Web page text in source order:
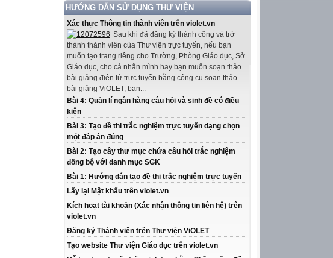
HƯỚNG DẪN SỬ DỤNG THƯ VIỆN
Xác thực Thông tin thành viên trên violet.vn
Sau khi đã đăng ký thành công và trở
thành thành viên của Thư viện trực tuyến, nếu bạn
muốn tạo trang riêng cho Trường, Phòng Giáo dục, Sở
Giáo dục, cho cá nhân mình hay bạn muốn soạn thảo
bài giảng điện tử trực tuyến bằng công cụ soạn thảo
bài giảng ViOLET, bạn...
Bài 4: Quản lí ngân hàng câu hỏi và sinh đề có điều
kiện
Bài 3: Tạo đề thi trắc nghiệm trực tuyến dạng chọn
một đáp án đúng
Bài 2: Tạo cây thư mục chứa câu hỏi trắc nghiệm
đồng bộ với danh mục SGK
Bài 1: Hướng dẫn tạo đề thi trắc nghiệm trực tuyến
Lấy lại Mật khẩu trên violet.vn
Kích hoạt tài khoản (Xác nhận thông tin liên hệ) trên
violet.vn
Đăng ký Thành viên trên Thư viện ViOLET
Tạo website Thư viện Giáo dục trên violet.vn